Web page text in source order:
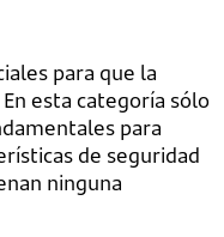
para que la
esta categoría sólo
para
de seguridad
ninguna